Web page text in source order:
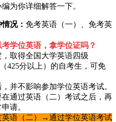
编为你详细解答一下。
况： 免考英语（一）、免考英
学位英语，拿学位证吗？
取得全国大学英语四级
425分以上）的自考生，可免
并不影响参加学位英语考试。
通过英语（二）考试之后，再
请。
语（二）→通过学位英语考试